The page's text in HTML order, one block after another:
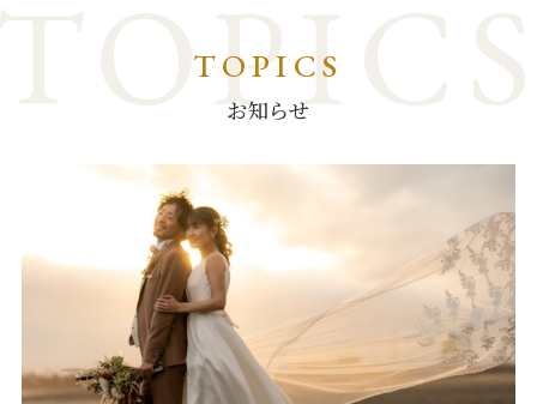
TOPICS
お知らせ